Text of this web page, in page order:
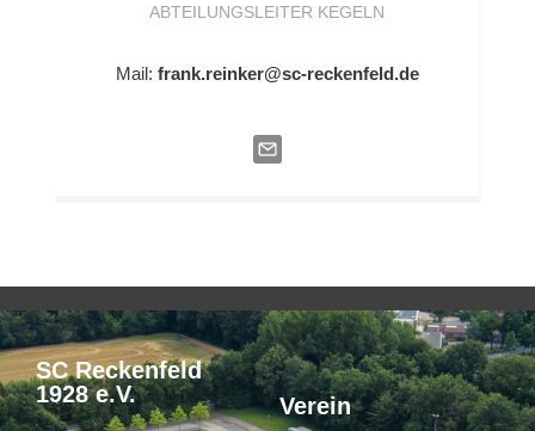
ABTEILUNGSLEITER KEGELN
Mail: frank.reinker@sc-reckenfeld.de
SC Reckenfeld
1928 e.V.
Verein